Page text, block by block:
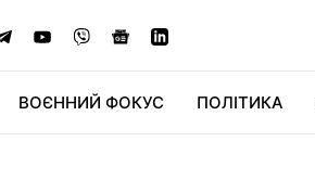
ВОЄННИЙ ФОКУС ПОЛІТИКА